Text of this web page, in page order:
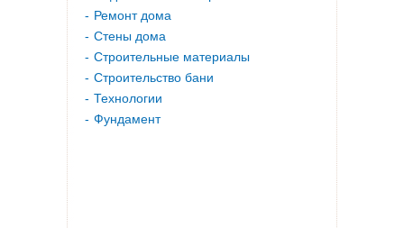
Ремонт дома
Стены дома
Строительные материалы
Строительство бани
Технологии
Фундамент